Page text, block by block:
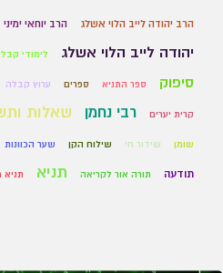
הרב יהודה לייב הלוי אשלג הרב יוחאי ימיני
יהודה לייב הלוי אשלג לימודי
סיפוק ספר התניא ספרים ערוץ קבלה
קרית יערים רבי נחמן שאלות
שומן שידור חי שילוח הקן שער הכוונות
תודעה תורה אור לקריאה תניא תניא